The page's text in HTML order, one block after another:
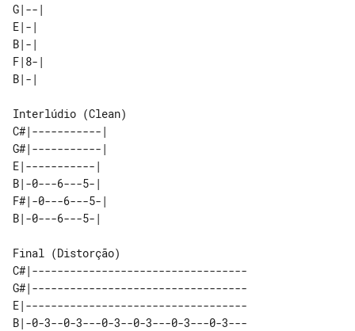
G|--|
E|-|
B|-|
F|8-|
Interlúdio (Clean)
C#|-----------|
G#|-----------|
E|-----------|
B|-0---6---5-|
F#|-0---6---5-|
Final (Distorção)
C#|----------------------------------
G#|----------------------------------
E|-----------------------------------
B|-0-3--0-3---0-3--0-3---0-3---0-3---